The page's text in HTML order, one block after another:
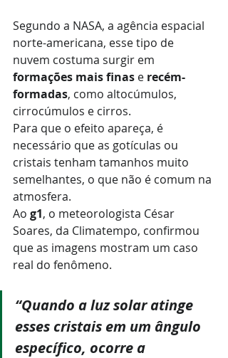
Segundo a NASA, a agência espacial
norte-americana, esse tipo de
nuvem costuma surgir em
formações mais finas e recém-
formadas, como altocúmulos,
cirrocúmulos e cirros.
Para que o efeito apareça, é
necessário que as gotículas ou
cristais tenham tamanhos muito
semelhantes, o que não é comum na
atmosfera.
Ao g1, o meteorologista César
Soares, da Climatempo, confirmou
que as imagens mostram um caso
real do fenômeno.
“Quando a luz solar atinge
esses cristais em um ângulo
específico, ocorre a